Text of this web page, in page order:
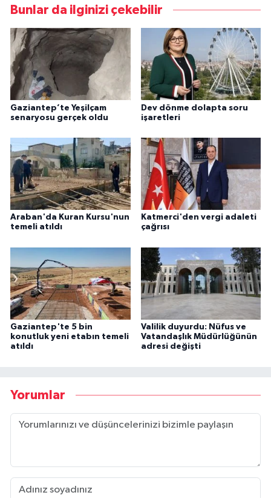
Bunlar da ilginizi çekebilir
Gaziantep’te Yeşilçam
senaryosu gerçek oldu
Dev dönme dolapta soru
işaretleri
Araban'da Kuran Kursu'nun
temeli atıldı
Katmerci'den vergi adaleti
çağrısı
Gaziantep'te 5 bin
konutluk yeni etabın temeli
atıldı
Valilik duyurdu: Nüfus ve
Vatandaşlık Müdürlüğünün
adresi değişti
Yorumlar